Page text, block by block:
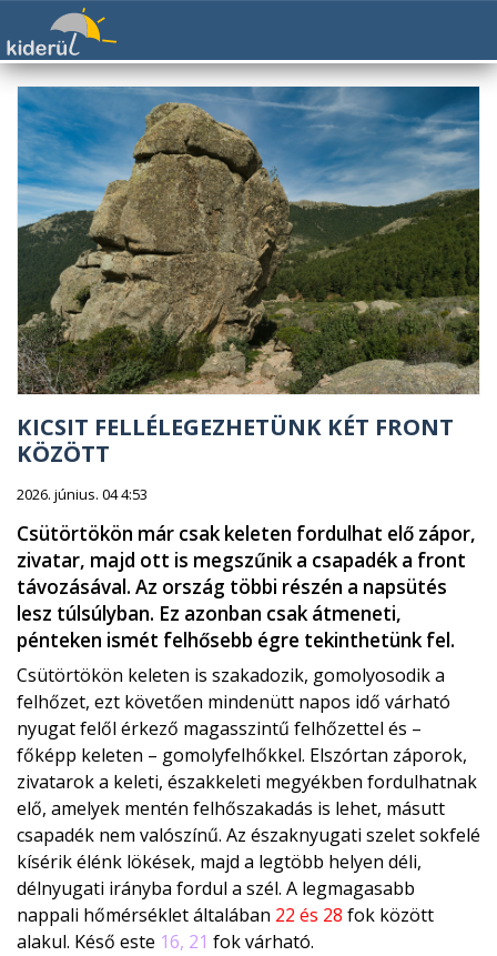
KICSIT FELLÉLEGEZHETÜNK KÉT FRONT
KÖZÖTT
2026. június. 04 4:53
Csütörtökön már csak keleten fordulhat elő zápor,
zivatar, majd ott is megszűnik a csapadék a front
távozásával. Az ország többi részén a napsütés
lesz túlsúlyban. Ez azonban csak átmeneti,
pénteken ismét felhősebb égre tekinthetünk fel.
Csütörtökön keleten is szakadozik, gomolyosodik a
felhőzet, ezt követően mindenütt napos idő várható
nyugat felől érkező magasszintű felhőzettel és –
főképp keleten – gomolyfelhőkkel. Elszórtan záporok,
zivatarok a keleti, északkeleti megyékben fordulhatnak
elő, amelyek mentén felhőszakadás is lehet, másutt
csapadék nem valószínű. Az északnyugati szelet sokfelé
kísérik élénk lökések, majd a legtöbb helyen déli,
délnyugati irányba fordul a szél. A legmagasabb
nappali hőmérséklet általában 22 és 28 fok között
alakul. Késő este 16, 21 fok várható.